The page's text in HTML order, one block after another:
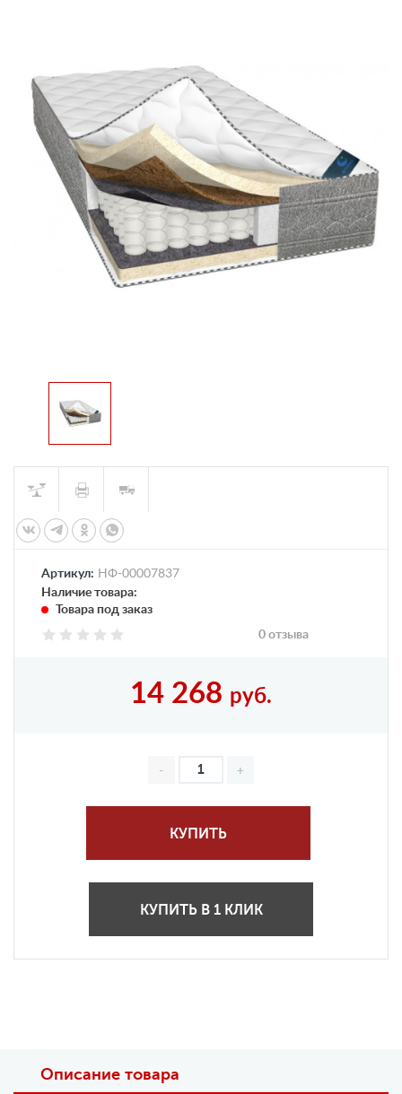
Артикул: НФ-00007837
Наличие товара:
Товара под заказ
0 отзыва
14 268 руб.
КУПИТЬ
КУПИТЬ В 1 КЛИК
Описание товара